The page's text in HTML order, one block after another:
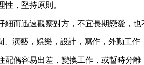
，堅持原則。
而迅速觀察對方，不宜長期戀愛，
演藝，娛樂，設計，寫作，外勤工
配偶容易出差，變換工作，或暫時分